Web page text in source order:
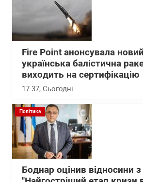
Fire Point анонсувала
українська балістична
виходить на сертифікацію
17:37, Сьогодні
Політика
Боднар оцінив відносини